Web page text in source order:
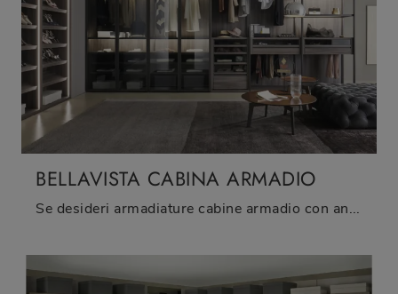
BELLAVISTA CABINA ARMADIO
Se desideri armadiature cabine armadio con ante battenti, clicca e scopri l'armadio Bellavista Cabina Armadio di Sangiacomo in melaminico.